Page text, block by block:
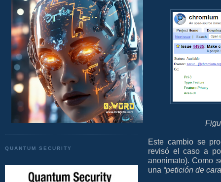
QUANTUM SECURITY
Este cambio se
revisó el caso a
anonimato). Como
una “petición de